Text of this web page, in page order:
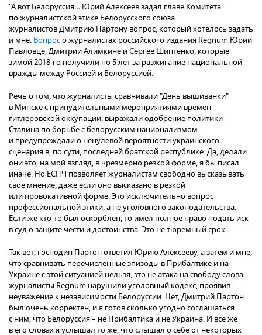
"А вот Белоруссия… Юрий Алексеев задал главе Комитета
по журналистской этике Белорусского союза
журналистов Дмитрию Партону вопрос, который хотелось задать
и мне. Вопросо журналистах российского издания Regnum Юрии
Павловце, Дмитрии Алимкине и Сергее Шиптенко, которые
зимой 2018-го получили по 5 лет за разжигание национальной
вражды между Россией и Белоруссией.
Речь о том, что журналисты сравнивали "День вышиванки"
в Минске с принудительными мероприятиями времен
гитлеровской оккупации, выражали одобрение политики
Сталина по борьбе с белорусским национализмом
и предупреждали о ненулевой вероятности украинского
сценария в, по сути, последней братской республике. Да, делали
они это, на мой взгляд, в чрезмерно резкой форме, я бы писал
иначе. Но ЕСПЧ позволяет журналистам свободно высказывать
свое мнение, даже если оно высказано в резкой
или провокативной форме. Это исключительно вопрос
профессиональной этики, а не уголовного законодательства.
Если же кто-то был оскорблен, то имел полное право подать иск
в суд о защите чести и достоинства. Это не тюремный срок.
Так вот, господин Партон ответил Юрию Алексееву, а затем и мне,
что сравнивать перечисленные эпизоды в Прибалтике и на
Украине с этой ситуацией нельзя, это не атака на свободу слова,
журналисты Regnum нарушили уголовный кодекс, проявив
неуважение к независимости Белоруссии. Нет, Дмитрий Партон
был очень корректен, и я готов сколько угодно соглашаться
с ним, что Белоруссия – не Прибалтика и не Украина. И все же
в его словах я услышал то же, что слышал о себе от некоторых